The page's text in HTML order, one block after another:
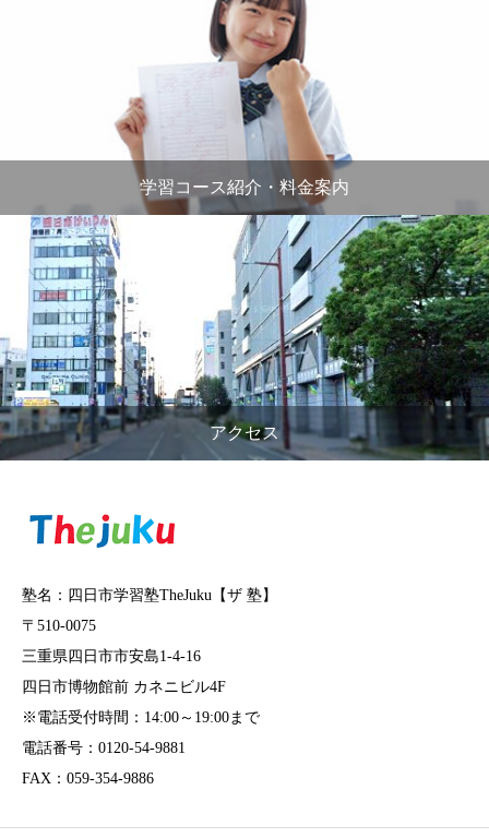
学習コース紹介・料金案内
アクセス
塾名：四日市学習塾TheJuku【ザ 塾】
〒510-0075
三重県四日市市安島1-4-16
四日市博物館前 カネニビル4F
※電話受付時間：14:00～19:00まで
電話番号：0120-54-9881
FAX：059-354-9886